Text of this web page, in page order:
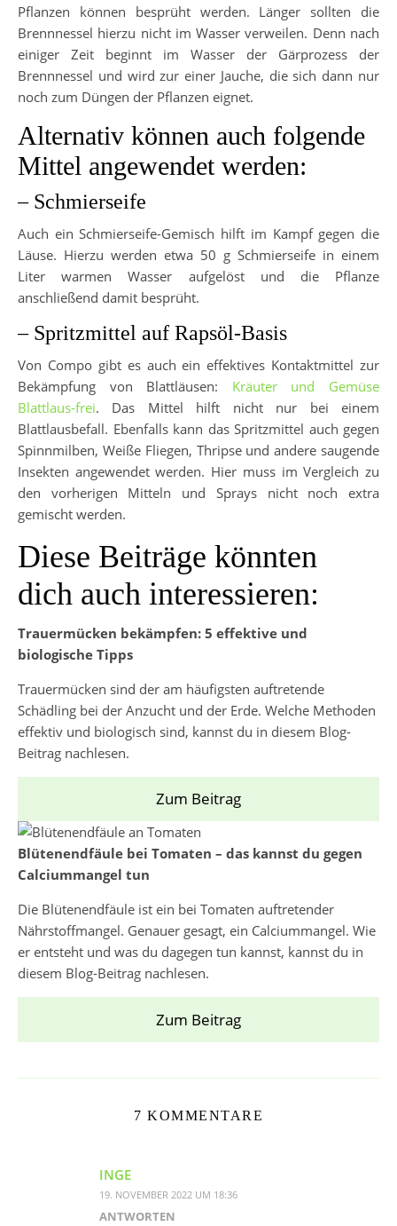
Pflanzen können besprüht werden. Länger sollten die
Brennnessel hierzu nicht im Wasser verweilen. Denn nach
einiger Zeit beginnt im Wasser der Gärprozess der
Brennnessel und wird zur einer Jauche, die sich dann nur
noch zum Düngen der Pflanzen eignet.
Alternativ können auch folgende
Mittel angewendet werden:
– Schmierseife
Auch ein Schmierseife-Gemisch hilft im Kampf gegen die
Läuse. Hierzu werden etwa 50 g Schmierseife in einem
Liter warmen Wasser aufgelöst und die Pflanze
anschließend damit besprüht.
– Spritzmittel auf Rapsöl-Basis
Von Compo gibt es auch ein effektives Kontaktmittel zur
Bekämpfung von Blattläusen: Kräuter und Gemüse
Blattlaus-frei. Das Mittel hilft nicht nur bei einem
Blattlausbefall. Ebenfalls kann das Spritzmittel auch gegen
Spinnmilben, Weiße Fliegen, Thripse und andere saugende
Insekten angewendet werden. Hier muss im Vergleich zu
den vorherigen Mitteln und Sprays nicht noch extra
gemischt werden.
Diese Beiträge könnten
dich auch interessieren:
Trauermücken bekämpfen: 5 effektive und
biologische Tipps
Trauermücken sind der am häufigsten auftretende
Schädling bei der Anzucht und der Erde. Welche Methoden
effektiv und biologisch sind, kannst du in diesem Blog-
Beitrag nachlesen.
Zum Beitrag
Blütenendfäule bei Tomaten – das kannst du gegen
Calciummangel tun
Die Blütenendfäule ist ein bei Tomaten auftretender
Nährstoffmangel. Genauer gesagt, ein Calciummangel. Wie
er entsteht und was du dagegen tun kannst, kannst du in
diesem Blog-Beitrag nachlesen.
Zum Beitrag
7 KOMMENTARE
INGE
19. NOVEMBER 2022 UM 18:36
ANTWORTEN